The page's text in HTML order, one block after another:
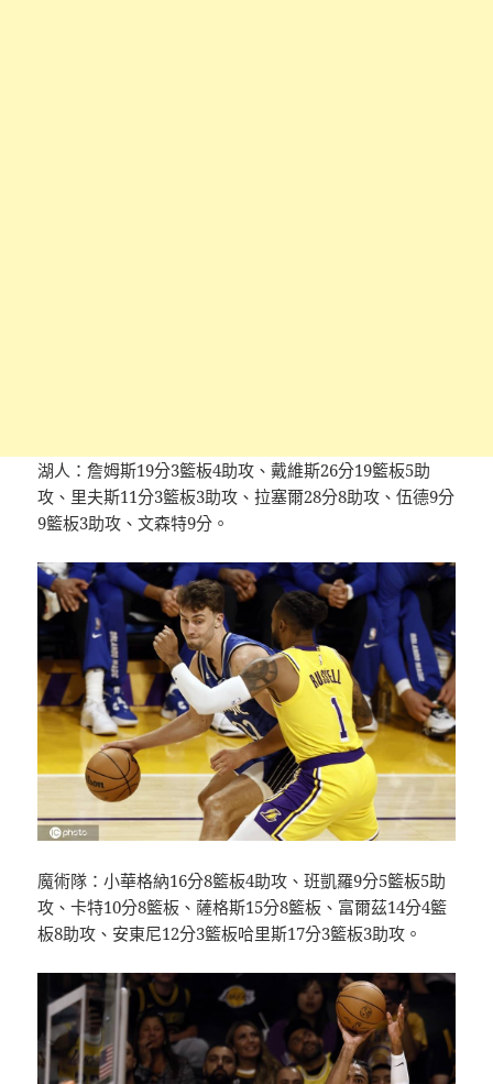
湖人：詹姆斯19分3籃板4助攻、戴維斯26分19籃板5助
攻、里夫斯11分3籃板3助攻、拉塞爾28分8助攻、伍德9分
9籃板3助攻、文森特9分。
魔術隊：小華格納16分8籃板4助攻、班凱羅9分5籃板5助
攻、卡特10分8籃板、薩格斯15分8籃板、富爾茲14分4籃
板8助攻、安東尼12分3籃板哈里斯17分3籃板3助攻。